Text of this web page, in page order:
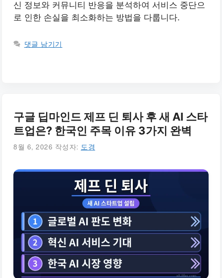
신 정보와 커뮤니티 반응을 분석하여 서비스 중단으
로 인한 손실을 최소화하는 방법을 다룹니다.
댓글 남기기
구글 딥마인드 제프 딘 퇴사 후 새 AI 스타
트업은? 한국인 주목 이유 3가지 완벽
8월 6, 2026 작성자: 도경